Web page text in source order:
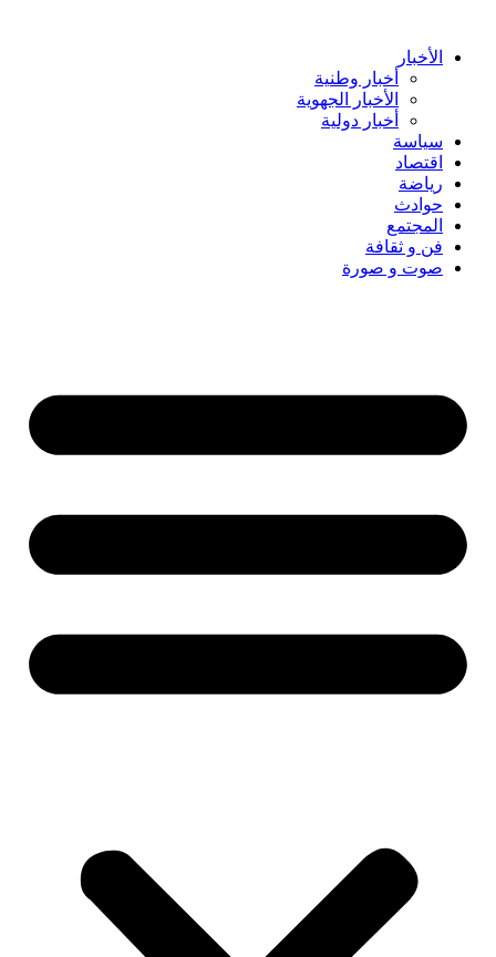
content الأخبار
أخبار وطنية
الأخبار الجهوية
أخبار دولية
سياسة
اقتصاد
رياضة
حوادث
المجتمع
فن و ثقافة
صوت و صورة